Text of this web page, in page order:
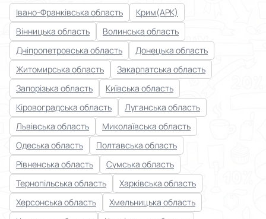
Івано-Франківська область
Крим(АРК)
Вінницька область
Волинська область
Дніпропетровська область
Донецька область
Житомирська область
Закарпатська область
Запорізька область
Київська область
Кіровоградська область
Луганська область
Львівська область
Миколаївська область
Одеська область
Полтавська область
Рівненська область
Сумська область
Тернопільська область
Харківська область
Херсонська область
Хмельницька область